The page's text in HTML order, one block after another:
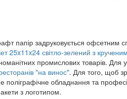
папір задруковується офсетним
25x11x24 світло-зелений з
промислових товарів. Для
"на винос". Для того, щоб
обладнання та
з логотипом.